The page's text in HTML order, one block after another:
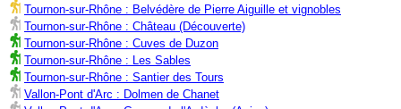
Tournon-sur-Rhône : Belvédère de Pierre Aiguille et vignobles
Tournon-sur-Rhône : Château (Découverte)
Tournon-sur-Rhône : Cuves de Duzon
Tournon-sur-Rhône : Les Sables
Tournon-sur-Rhône : Santier des Tours
Vallon-Pont d'Arc : Dolmen de Chanet